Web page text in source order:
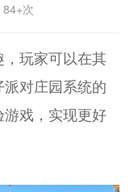
次
玩家可以在其
对庄园系统的
戏，实现更好